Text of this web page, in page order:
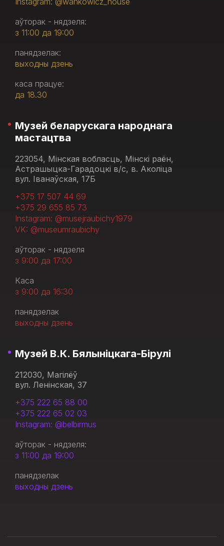
аўторак - нядзеля:
з 11:00 да 19:00
панядзелак:
выходны дзень
каса працуе:
да 18.30
Музей беларускага народнага
мастацтва
223054, Мінская вобласць, Мінскі раён,
Астрашыцка-Гарадоцкі в/с, в. Аколіца
вул. Іванаўская, 17Б
+375 17 507 44 69
+375 29 655 85 73
Instagram: @musejraubichy1979
VK: @museumraubichy
аўторак - нядзеля
з 9:00 да 17:00
Каса
з 9:00 да 16:30
панядзелак
выходны дзень
Музей В.К. Бялыніцкага-Бірулі
212030, Магілёў
вул. Ленінская, 37
+375 222 65 88 00
+375 222 65 02 03
Instagram: @belbirmus
аўторак - нядзеля:
з 11:00 да 19:00
панядзелак
выходны дзень